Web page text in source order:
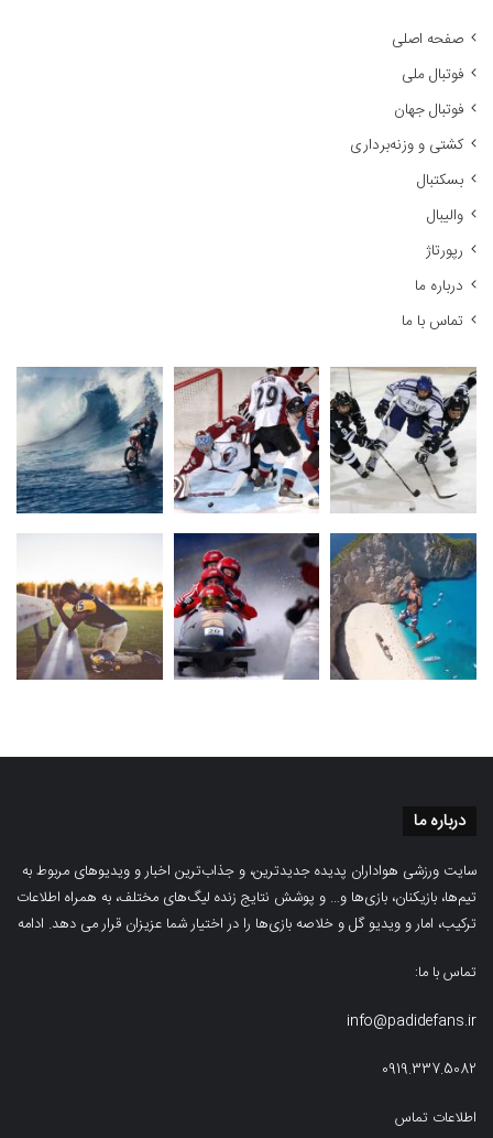
صفحه اصلی
فوتبال ملی
فوتبال جهان
کشتی و وزنه‌برداری
بسکتبال
والیبال
رپورتاژ
درباره ما
تماس با ما
درباره ما
سایت ورزشی هواداران پدیده جدیدترین، و جذاب‌ترین اخبار و ویدیوهای مربوط به
تیم‌ها، بازیکنان، بازی‌ها و… و پوشش نتایج زنده لیگ‌های مختلف، به همراه اطلاعات
ترکیب، امار و ویدیو‌‌ گل‌ و خلاصه بازی‌ها را در اختیار شما عزیزان قرار می دهد. ادامه
تماس با ما:
info@padidefans.ir
0919.337.5082
اطلاعات تماس